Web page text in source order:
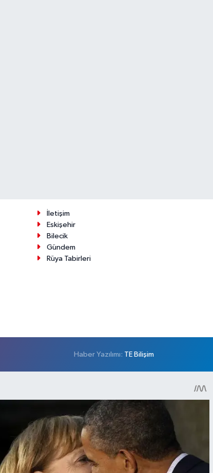
İletişim
Eskişehir
Bilecik
Gündem
Rüya Tabirleri
Haber Yazılımı: TE Bilişim